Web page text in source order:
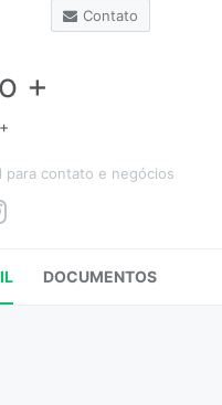
Contato
+
para contato e negócios
DOCUMENTOS